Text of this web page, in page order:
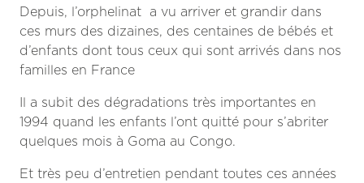
Depuis, l’orphelinat a vu arriver et grandir dans
ces murs des dizaines, des centaines de bébés et
d’enfants dont tous ceux qui sont arrivés dans nos
familles en France
Il a subit des dégradations très importantes en
1994 quand les enfants l’ont quitté pour s’abriter
quelques mois à Goma au Congo.
Et très peu d’entretien pendant toutes ces années